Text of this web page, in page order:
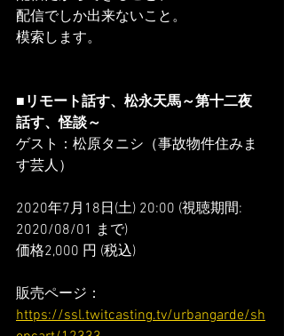
配信でしか出来ないこと。
模索します。
■リモート話す、松永天馬～第十二夜
話す、怪談～
ゲスト：松原タニシ（事故物件住みま
す芸人）
2020年7月18日(土) 20:00 (視聴期間:
2020/08/01 まで)
価格2,000 円 (税込)
販売ページ：
https://ssl.twitcasting.tv/urbangarde/sh